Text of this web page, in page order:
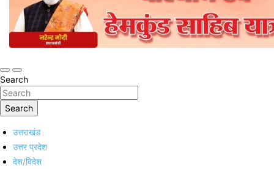
Search
Search
उत्तराखंड
उत्तर प्रदेश
देश/विदेश